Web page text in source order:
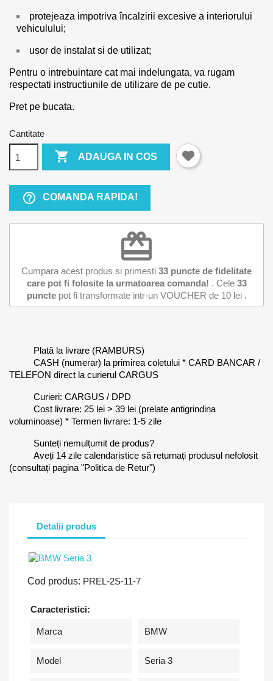
protejeaza impotriva încalzirii excesive a interiorului
vehiculului;
usor de instalat si de utilizat;
Pentru o intrebuintare cat mai indelungata, va rugam
respectati instructiunile de utilizare de pe cutie.
Pret pe bucata.
Cantitate
 ADAUGA IN COS
help_outline COMANDA RAPIDA!
redeem
Cumpara acest produs si primesti 33 puncte de fidelitate
care pot fi folosite la urmatoarea comanda! . Cele 33
punctepot fi transformate intr-un VOUCHER de 10 lei.
Plată la livrare (RAMBURS)
CASH (numerar) la primirea coletului * CARD BANCAR /
TELEFON direct la curierul CARGUS
Curieri: CARGUS / DPD
Cost livrare: 25 lei > 39 lei (prelate antigrindina
voluminoase) * Termen livrare: 1-5 zile
Sunteți nemulțumit de produs?
Aveți 14 zile calendaristice să returnați produsul nefolosit
(consultați pagina "Politica de Retur")
Detalii produs
Cod produs: PREL-2S-11-7
Caracteristici:
Marca BMW
Model Seria 3